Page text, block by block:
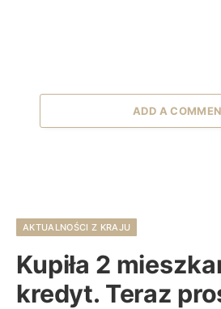
ADD A
AKTUALNOŚCI Z KRAJU
Kupiła 2
kredyt. Teraz